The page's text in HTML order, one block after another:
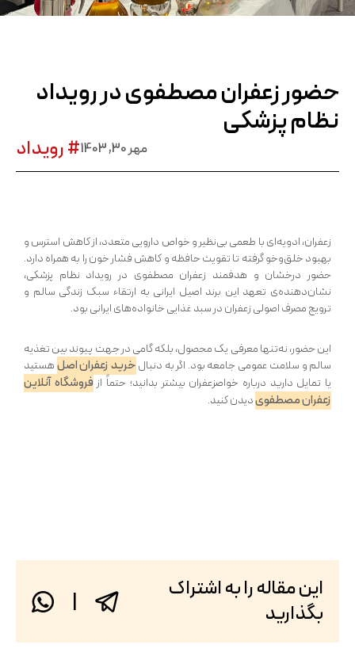
حضور زعفران مصطفوی در رویداد
نظام پزشکی
مهر 30, 1403 # رویداد
زعفران، ادویه‌ای با طعمی بی‌نظیر و خواص دارویی متعدد، از کاهش استرس و
بهبود خلق‌وخو گرفته تا تقویت حافظه و کاهش فشار خون را به همراه دارد.
حضور درخشان و هدفمند زعفران مصطفوی در رویداد نظام پزشکی،
نشان‌دهنده‌ی تعهد این برند اصیل ایرانی به ارتقاء سبک زندگی سالم و
ترویج مصرف اصولی زعفران در سبد غذایی خانواده‌های ایرانی بود.
این حضور، نه‌تنها معرفی یک محصول، بلکه گامی در جهت پیوند بین تغذیه
سالم و سلامت عمومی جامعه بود. اگر به دنبالخرید زعفران اصلهستید
یا تمایل دارید درباره خواصزعفران بیشتر بدانید؛ حتماً از فروشگاه آنلاین
زعفران مصطفویدیدن کنید.
این مقاله را به اشتراک
بگذارید
|